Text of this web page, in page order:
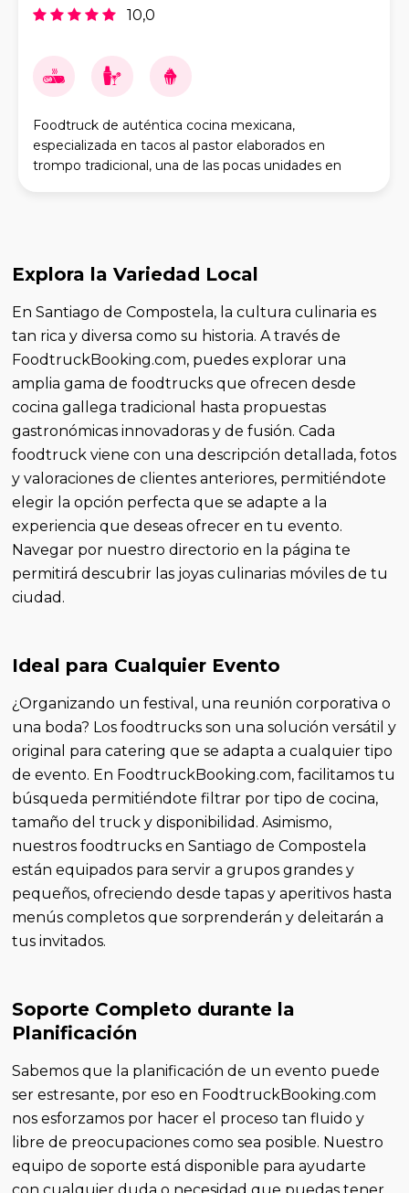
10,0
Foodtruck de auténtica cocina mexicana,
especializada en tacos al pastor elaborados en
trompo tradicional, una de las pocas unidades en
Explora la Variedad Local
En Santiago de Compostela, la cultura culinaria es
tan rica y diversa como su historia. A través de
FoodtruckBooking.com, puedes explorar una
amplia gama de foodtrucks que ofrecen desde
cocina gallega tradicional hasta propuestas
gastronómicas innovadoras y de fusión. Cada
foodtruck viene con una descripción detallada, fotos
y valoraciones de clientes anteriores, permitiéndote
elegir la opción perfecta que se adapte a la
experiencia que deseas ofrecer en tu evento.
Navegar por nuestro directorio en la página te
permitirá descubrir las joyas culinarias móviles de tu
ciudad.
Ideal para Cualquier Evento
¿Organizando un festival, una reunión corporativa o
una boda? Los foodtrucks son una solución versátil y
original para catering que se adapta a cualquier tipo
de evento. En FoodtruckBooking.com, facilitamos tu
búsqueda permitiéndote filtrar por tipo de cocina,
tamaño del truck y disponibilidad. Asimismo,
nuestros foodtrucks en Santiago de Compostela
están equipados para servir a grupos grandes y
pequeños, ofreciendo desde tapas y aperitivos hasta
menús completos que sorprenderán y deleitarán a
tus invitados.
Soporte Completo durante la
Planificación
Sabemos que la planificación de un evento puede
ser estresante, por eso en FoodtruckBooking.com
nos esforzamos por hacer el proceso tan fluido y
libre de preocupaciones como sea posible. Nuestro
equipo de soporte está disponible para ayudarte